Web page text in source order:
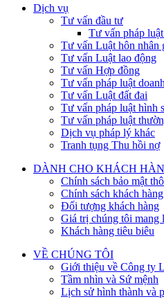
Dịch vụ
Tư vấn đầu tư
Tư vấn pháp
Tư vấn Luật hôn nhân
Tư vấn Luật lao động
Tư vấn Hợp đồng
Tư vấn pháp luật
Tư vấn Luật đất đai
Tư vấn pháp luật hình
Tư vấn pháp luật
Dịch vụ pháp lý khác
Tranh tụng Thu hồi nợ
DÀNH CHO KHÁCH
Chính sách bảo mật
Chính sách khách hàng
Đối tượng khách hàng
Giá trị chúng tôi mang
Khách hàng tiêu biêu
VỀ CHÚNG TÔI
Giới thiệu về Công ty
Tầm nhìn và Sứ mệnh
Lịch sử hình thành và